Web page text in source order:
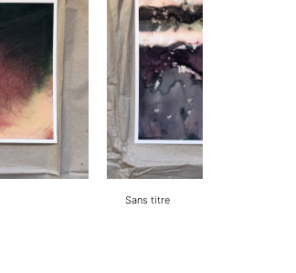
Sans titre